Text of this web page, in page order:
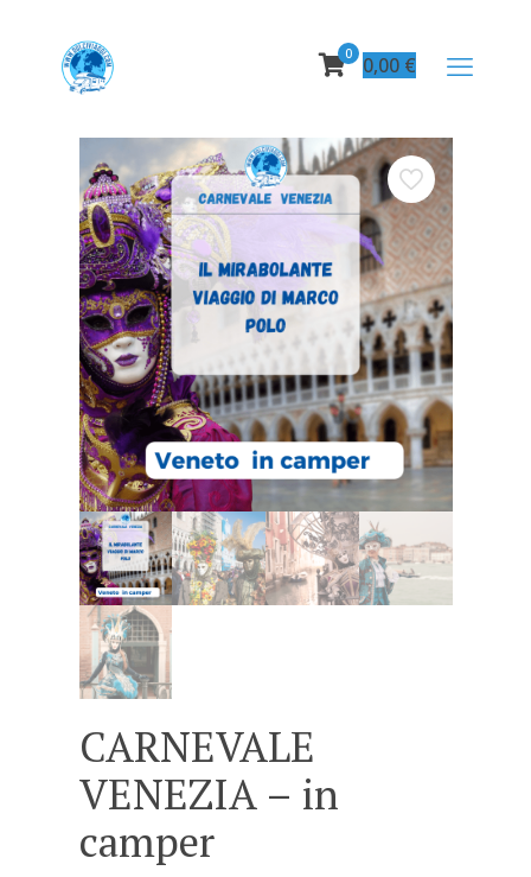
0 0,00 €
CARNEVALE
VENEZIA – in
camper